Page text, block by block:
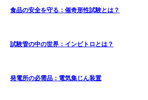
食品の安全を守る：催奇形性試験とは？
試験管の中の世界：インビトロとは？
発電所の必需品：電気集じん装置